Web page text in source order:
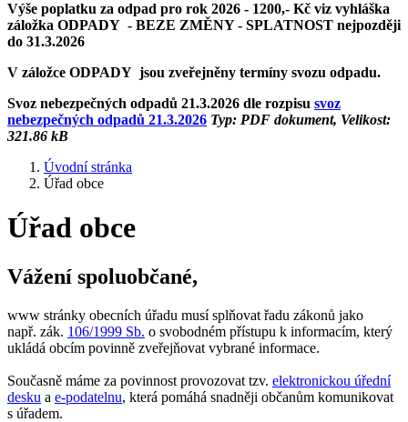
Výše poplatku za odpad pro rok 2026 - 1200,- Kč viz vyhláška
záložka ODPADY - BEZE ZMĚNY - SPLATNOST nejpozději
do 31.3.2026
V záložce ODPADY jsou zveřejněny termíny svozu odpadu.
Svoz nebezpečných odpadů 21.3.2026 dle rozpisu svoz
nebezpečných odpadů 21.3.2026 Typ: PDF dokument, Velikost:
321.86 kB
Úvodní stránka
Úřad obce
Úřad obce
Vážení spoluobčané,
www stránky obecních úřadu musí splňovat řadu zákonů jako
např. zák. 106/1999 Sb. o svobodném přístupu k informacím, který
ukládá obcím povinně zveřejňovat vybrané informace.
Současně máme za povinnost provozovat tzv. elektronickou úřední
desku a e-podatelnu, která pomáhá snadněji občanům komunikovat
s úřadem.